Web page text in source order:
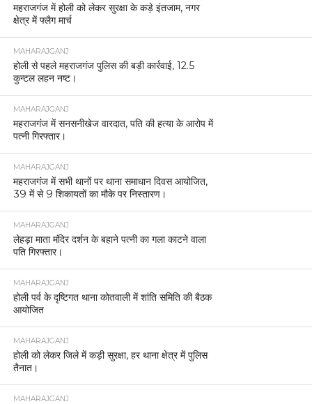
महराजगंज में होली को लेकर सुरक्षा के कड़े इंतजाम, नगर
क्षेत्र में फ्लैग मार्च
MAHARAJGANJ
होली से पहले महराजगंज पुलिस की बड़ी कार्रवाई, 12.5
कुन्टल लहन नष्ट।
MAHARAJGANJ
महराजगंज में सनसनीखेज वारदात, पति की हत्या के आरोप में
पत्नी गिरफ्तार।
MAHARAJGANJ
महराजगंज में सभी थानों पर थाना समाधान दिवस आयोजित,
39 में से 9 शिकायतों का मौके पर निस्तारण।
MAHARAJGANJ
लेहड़ा माता मंदिर दर्शन के बहाने पत्नी का गला काटने वाला
पति गिरफ्तार।
MAHARAJGANJ
होली पर्व के दृष्टिगत थाना कोतवाली में शांति समिति की बैठक
आयोजित
MAHARAJGANJ
होली को लेकर जिले में कड़ी सुरक्षा, हर थाना क्षेत्र में पुलिस
तैनात।
MAHARAJGANJ